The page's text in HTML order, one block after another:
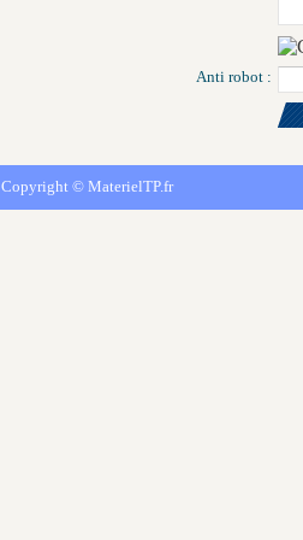
Anti robot :
Copyright © MaterielTP.fr